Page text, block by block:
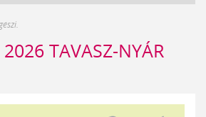
2026 TAVASZ-NYÁR